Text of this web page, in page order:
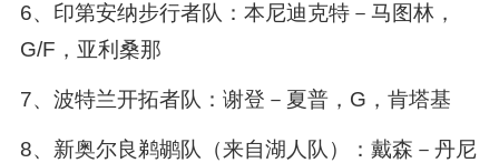
6、印第安纳步行者队：本尼迪克特－马图林，
G/F，亚利桑那
7、波特兰开拓者队：谢登－夏普，G，肯塔基
8、新奥尔良鹈鹕队（来自湖人队）：戴森－丹尼